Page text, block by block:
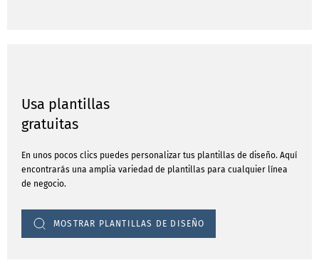
Usa plantillas
gratuitas
En unos pocos clics puedes personalizar tus plantillas de diseño. Aquí
encontrarás una amplia variedad de plantillas para cualquier línea
de negocio.
MOSTRAR PLANTILLAS DE DISEÑO